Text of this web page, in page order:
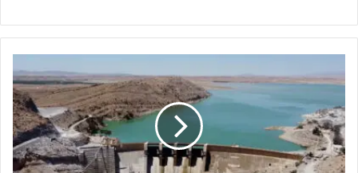
عجز
سدود
حوض
ملوية
بجهة